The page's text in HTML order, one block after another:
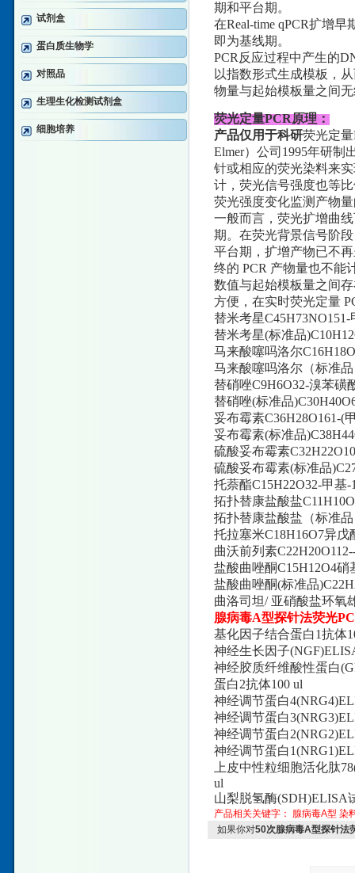
试剂盒
蛋白质生物学
对照品
生理生化检测试剂盒
细胞培养
期和平台期。
在Real-time qPCR扩增
即为基线期。
PCR反应过程中产生的
以指数形式生成模板，
物量与起始模板量之间
荧光定量PCR原理：
产品仅用于科研荧光定量
Elmer）公司1995年研制
针或相应的荧光染料来
计，荧光信号强度也等
荧光强度变化监测产物
一般而言，荧光扩增曲
期。在荧光背景信号阶
平台期，扩增产物已不
终的 PCR 产物量也不能
数值与起始模板量之间
方便，在实时荧光定量
替米考星
替米考星(标准品
马来酸噻吗洛尔
马来酸噻吗洛尔（标准
替硝唑C9H6O32-溴苯磺
替硝唑(标准品
妥布霉素C36H28O161-(
妥布霉素(标准品
硫酸妥布霉素
硫酸妥布霉素(标准品
托萘酯C15H22O32-甲基
拓扑替康盐酸盐
拓扑替康盐酸盐（标准
托拉塞米C18H16O7异戊
曲沃前列素
盐酸曲唑酮C15H12O4
盐酸曲唑酮(标准品
曲洛司坦/ 亚硝酸盐环氧
腺病毒A型探针法荧光
基化因子结合蛋白1抗体
神经生长因子
神经胶质纤维酸性蛋白
蛋白2抗体100 ul
神经调节蛋白
神经调节蛋白
神经调节蛋白
神经调节蛋白
上皮中性粒细胞活化肽
ul
山梨脱氢酶(SDH)ELISA
产品相关关键字： 腺病毒A型 染
如果你对50次腺病毒A型探针法